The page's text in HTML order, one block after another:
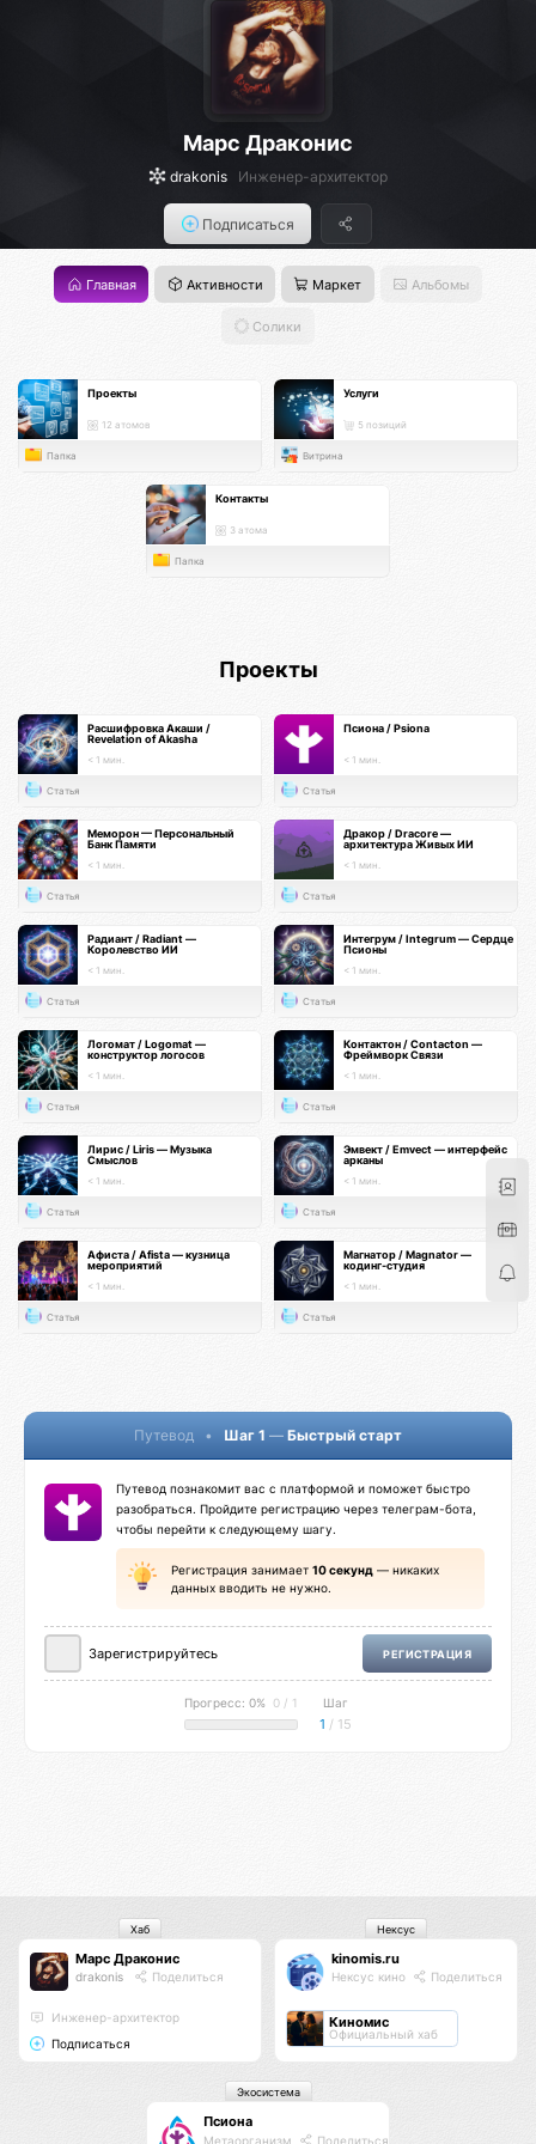
Марс Драконис
drakonis Инженер-архитектор
Подписаться
Главная Активности Маркет Альбомы
Солики
Проекты
12 атомов
Папка
Услуги
5 позиций
Витрина
Контакты
3 атома
Папка
Проекты
Расшифровка Акаши /
Revelation of Akasha
< 1 мин.
Статья
Псиона / Psiona
< 1 мин.
Статья
Меморон — Персональный
Банк Памяти
< 1 мин.
Статья
Дракор / Dracore —
архитектура Живых ИИ
< 1 мин.
Статья
Радиант / Radiant —
Королевство ИИ
< 1 мин.
Статья
Интегрум / Integrum — Сердце
Псионы
< 1 мин.
Статья
Логомат / Logomat —
конструктор логосов
< 1 мин.
Статья
Контактон / Contacton —
Фреймворк Связи
< 1 мин.
Статья
Лирис / Liris — Музыка
Смыслов
< 1 мин.
Статья
Эмвект / Emvect — интерфейс
арканы
< 1 мин.
Статья
Афиста / Afista — кузница
мероприятий
< 1 мин.
Статья
Магнатор / Magnator —
кодинг-студия
< 1 мин.
Статья
Путевод • Шаг 1 — Быстрый старт
Путевод познакомит вас с платформой и поможет быстро
разобраться. Пройдите регистрацию через телеграм-бота,
чтобы перейти к следующему шагу.
Регистрация занимает 10 секунд — никаких
данных вводить не нужно.
Зарегистрируйтесь РЕГИСТРАЦИЯ
Прогресс: 0% 0 / 1 Шаг
1 / 15
Марс Драконис
drakonis Поделиться
Инженер-архитектор
Подписаться
Хаб
kinomis.ru
Нексус кино Поделиться
Киномис
Официальный хаб
Нексус
Псиона
Метаорганизм Поделиться
Экосистема